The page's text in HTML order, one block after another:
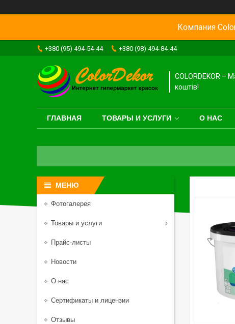
Компания
+380 (95) 494-54-44 +380 (98) 494-84-44
COLORDEKOR –
коштів!
ГЛАВНАЯ ТОВАРЫ И УСЛУГИ О НАС
Фотогалерея
Товары и услуги
Прайс-листы
Новости
О нас
Сертификаты и лицензии
Отзывы